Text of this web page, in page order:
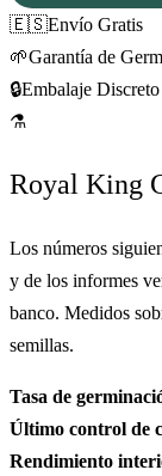
🇪🇸Envío Gratis
🌱Garantía de
🔒Embalaje Discreto
⚗
Royal King
Los números
y de los informes
banco. Medidos
semillas.
Tasa de
Último control de
Rendimiento